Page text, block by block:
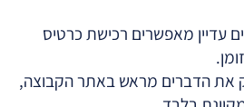
עדיין מאפשרים רכישת כרטיס
את הדברים מראש באתר הקבוצה,